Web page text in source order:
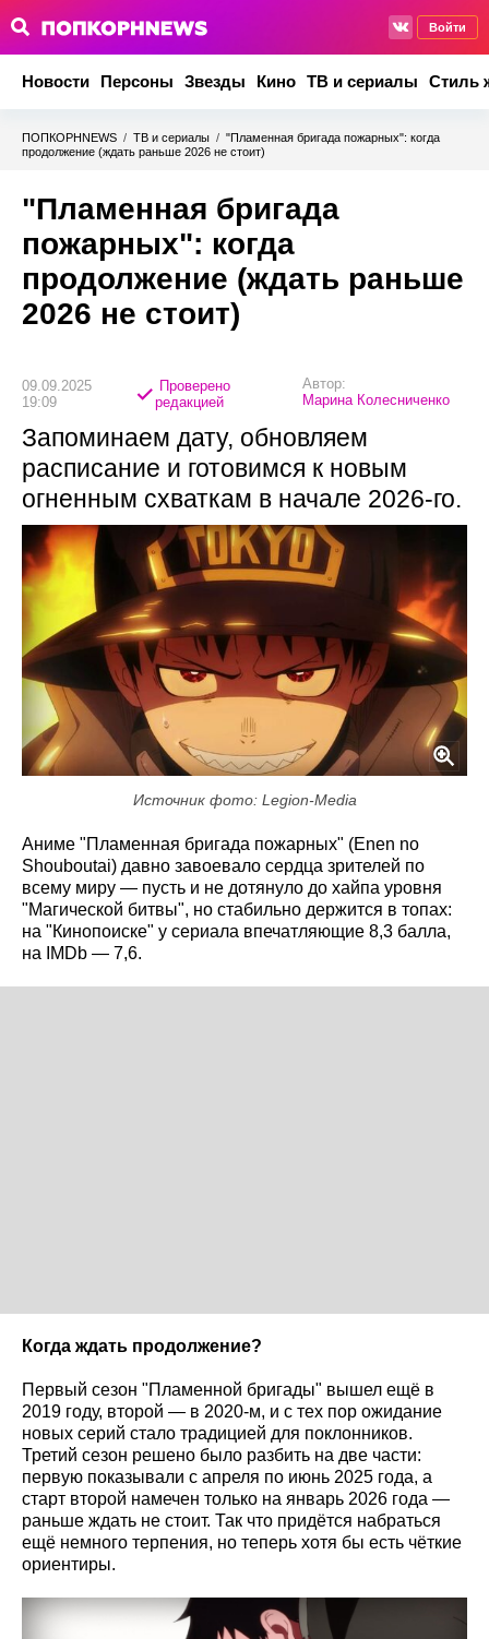
Войти
Новости Персоны Звезды Кино ТВ и сериалы Стиль
ПОПКОРНNEWS / ТВ и сериалы / "Пламенная бригада пожарных": когда
продолжение (ждать раньше 2026 не стоит)
"Пламенная бригада
пожарных": когда
продолжение (ждать раньше
2026 не стоит)
09.09.2025
19:09
Проверено
редакцией
Автор:
Марина Колесниченко
Запоминаем дату, обновляем
расписание и готовимся к новым
огненным схваткам в начале 2026-го.
Источник фото: Legion-Media
Аниме "Пламенная бригада пожарных" (Enen no
Shouboutai) давно завоевало сердца зрителей по
всему миру — пусть и не дотянуло до хайпа уровня
"Магической битвы", но стабильно держится в топах:
на "Кинопоиске" у сериала впечатляющие 8,3 балла,
на IMDb — 7,6.
Когда ждать продолжение?
Первый сезон "Пламенной бригады" вышел ещё в
2019 году, второй — в 2020-м, и с тех пор ожидание
новых серий стало традицией для поклонников.
Третий сезон решено было разбить на две части:
первую показывали с апреля по июнь 2025 года, а
старт второй намечен только на январь 2026 года —
раньше ждать не стоит. Так что придётся набраться
ещё немного терпения, но теперь хотя бы есть чёткие
ориентиры.